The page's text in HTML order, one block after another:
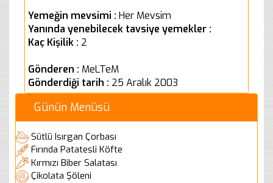
Yemeğin mevsimi : Her Mevsim
Yanında yenebilecek tavsiye yemekler :
Kaç Kişilik : 2
Gönderen : MeLTeM
Gönderdiği tarih : 25 Aralık 2003
Günün Menüsü
Sütlü Isırgan Çorbası
Fırında Patatesli Köfte
Kırmızı Biber Salatası
Çikolata Şöleni